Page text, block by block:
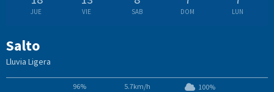
JUE VIE SAB DOM LUN
Salto
Lluvia Ligera
96% 5.7km/h 100%